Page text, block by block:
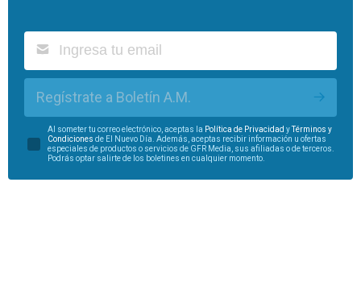
Regístrate a Boletín A.M.
Al someter tu correo electrónico, aceptas la Política de Privacidad yTérminos y
Condiciones de El Nuevo Día. Además, aceptas recibir información u ofertas
especiales de productos o servicios de GFR Media, sus afiliadas o de terceros.
Podrás optar salirte de los boletines en cualquier momento.